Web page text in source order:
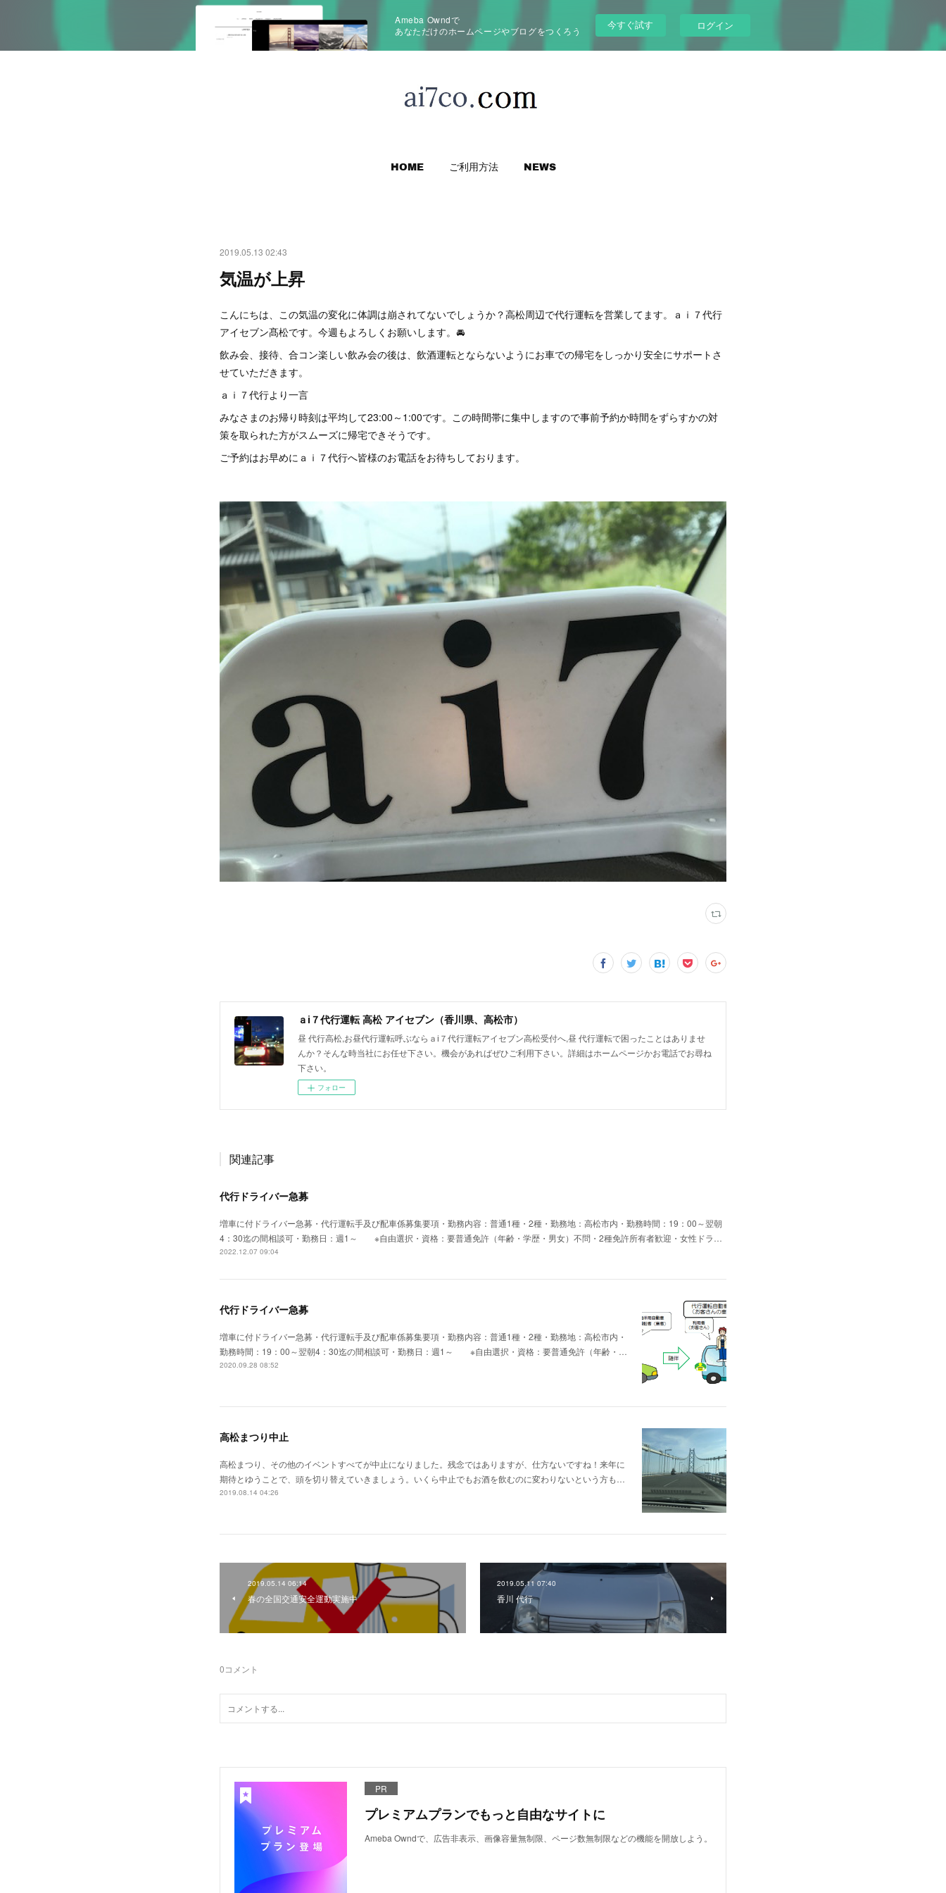
Ameba Owndで
あなただけのホームページやブログをつくろう
今すぐ試す ログイン
HOME ご利用方法 NEWS
2019.05.13 02:43
気温が上昇
こんにちは、この気温の変化に体調は崩されてないでしょうか？高松周辺で代行運転を営業してます。ａｉ７代行
アイセブン髙松です。今週もよろしくお願いします。🚘
飲み会、接待、合コン楽しい飲み会の後は、飲酒運転とならないようにお車での帰宅をしっかり安全にサポートさ
せていただきます。
ａｉ７代行より一言
みなさまのお帰り時刻は平均して23:00～1:00です。この時間帯に集中しますので事前予約か時間をずらすかの対
策を取られた方がスムーズに帰宅できそうです。
ご予約はお早めにａｉ７代行へ皆様のお電話をお待ちしております。
ａⅰ７代行運転 高松 アイセブン（香川県、高松市）
昼 代行高松,お昼代行運転呼ぶならａⅰ７代行運転アイセブン高松受付へ,昼 代行運転で困ったことはありませ
んか？そんな時当社にお任せ下さい。機会があればぜひご利用下さい。詳細はホームページかお電話でお尋ね
下さい。
フォロー
関連記事
代行ドライバー急募
増車に付ドライバー急募・代行運転手及び配車係募集要項・勤務内容：普通1種・2種・勤務地：高松市内・勤務時間：19：00～翌朝
4：30迄の間相談可・勤務日：週1～ ※自由選択・資格：要普通免許（年齢・学歴・男女）不問・2種免許所有者歓迎・女性ドラ…
2022.12.07 09:04
代行ドライバー急募
増車に付ドライバー急募・代行運転手及び配車係募集要項・勤務内容：普通1種・2種・勤務地：高松市内・
勤務時間：19：00～翌朝4：30迄の間相談可・勤務日：週1～ ※自由選択・資格：要普通免許（年齢・…
2020.09.28 08:52
高松まつり中止
高松まつり、その他のイベントすべてが中止になりました。残念ではありますが、仕方ないですね！来年に
期待とゆうことで、頭を切り替えていきましょう。いくら中止でもお酒を飲むのに変わりないという方も…
2019.08.14 04:26
2019.05.14 06:14
春の全国交通安全運動実施中
2019.05.11 07:40
香川 代行
0コメント
PR
プレミアムプランでもっと自由なサイトに
Ameba Owndで、広告非表示、画像容量無制限、ページ数無制限などの機能を開放しよう。